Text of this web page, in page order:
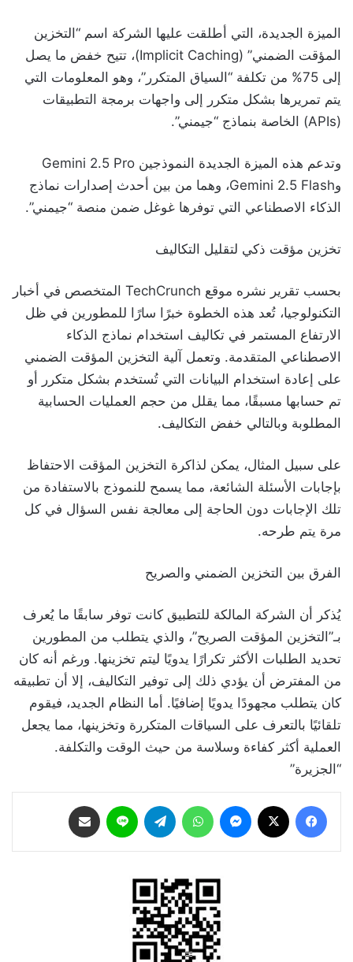
الميزة الجديدة، التي أطلقت عليها الشركة اسم “التخزين
المؤقت الضمني” (Implicit Caching)، تتيح خفض ما يصل
إلى 75% من تكلفة “السياق المتكرر”، وهو المعلومات التي
يتم تمريرها بشكل متكرر إلى واجهات برمجة التطبيقات
(APIs) الخاصة بنماذج “جيمني”.
وتدعم هذه الميزة الجديدة النموذجين Gemini 2.5 Pro
وGemini 2.5 Flash، وهما من بين أحدث إصدارات نماذج
الذكاء الاصطناعي التي توفرها غوغل ضمن منصة “جيمني”.
تخزين مؤقت ذكي لتقليل التكاليف
بحسب تقرير نشره موقع TechCrunch المتخصص في أخبار
التكنولوجيا، تُعد هذه الخطوة خبرًا سارًا للمطورين في ظل
الارتفاع المستمر في تكاليف استخدام نماذج الذكاء
الاصطناعي المتقدمة. وتعمل آلية التخزين المؤقت الضمني
على إعادة استخدام البيانات التي تُستخدم بشكل متكرر أو
تم حسابها مسبقًا، مما يقلل من حجم العمليات الحسابية
المطلوبة وبالتالي خفض التكاليف.
على سبيل المثال، يمكن لذاكرة التخزين المؤقت الاحتفاظ
بإجابات الأسئلة الشائعة، مما يسمح للنموذج بالاستفادة من
تلك الإجابات دون الحاجة إلى معالجة نفس السؤال في كل
مرة يتم طرحه.
الفرق بين التخزين الضمني والصريح
يُذكر أن الشركة المالكة للتطبيق كانت توفر سابقًا ما يُعرف
بـ”التخزين المؤقت الصريح”، والذي يتطلب من المطورين
تحديد الطلبات الأكثر تكرارًا يدويًا ليتم تخزينها. ورغم أنه كان
من المفترض أن يؤدي ذلك إلى توفير التكاليف، إلا أن تطبيقه
كان يتطلب مجهودًا يدويًا إضافيًا. أما النظام الجديد، فيقوم
تلقائيًا بالتعرف على السياقات المتكررة وتخزينها، مما يجعل
العملية أكثر كفاءة وسلاسة من حيث الوقت والتكلفة.
“الجزيرة”
فيسبوك ماسنجر واتساب تيلقرام لاين